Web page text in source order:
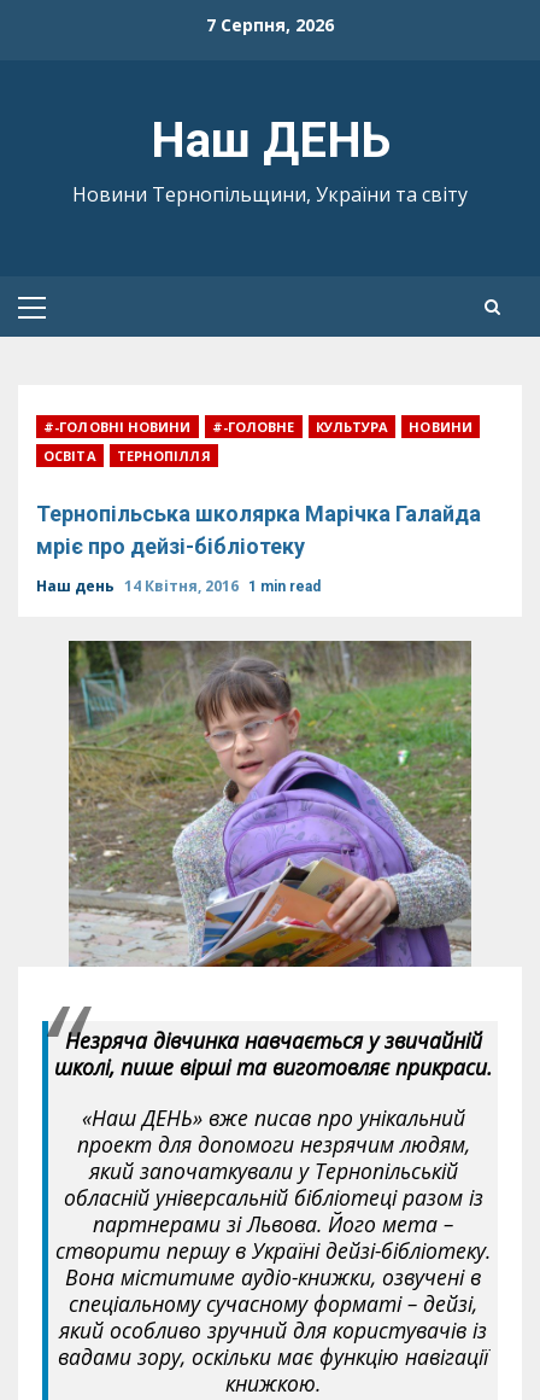
7 Серпня, 2026
Наш ДЕНЬ
Новини Тернопільщини, України та світу
Primary
#-ГОЛОВНІ НОВИНИ #-ГОЛОВНЕ КУЛЬТУРА
НОВИНИ
ОСВІТА
ТЕРНОПІЛЛЯ
Тернопільська школярка Марічка Галайда
мріє про дейзі-бібліотеку
Наш день 14 Квітня, 2016 1 min read
Незряча дівчинка навчається у звичайній
школі, пише вірші та виготовляє прикраси.
«Наш ДЕНЬ» вже писав про унікальний
проект для допомоги незрячим людям,
який започаткували у Тернопільській
обласній універсальній бібліотеці разом із
партнерами зі Львова. Його мета –
створити першу в Україні дейзі-бібліотеку.
Вона міститиме аудіо-книжки, озвучені в
спеціальному сучасному форматі – дейзі,
який особливо зручний для користувачів із
вадами зору, оскільки має функцію навігації
книжкою.